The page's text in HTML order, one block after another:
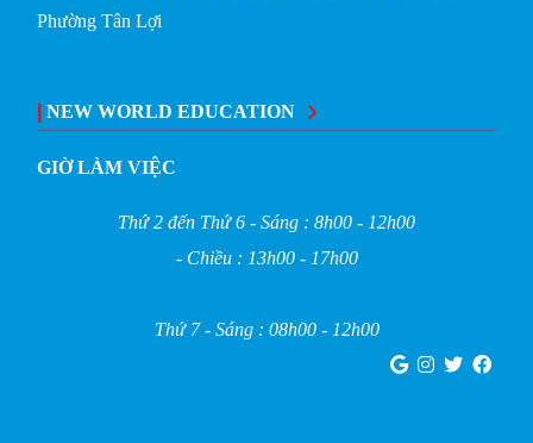
Phường Tân Lợi
NEW WORLD EDUCATION
GIỜ LÀM VIỆC
Thứ 2 đến Thứ 6 - Sáng : 8h00 - 12h00
- Chiều : 13h00 - 17h00
Thứ 7 - Sáng : 08h00 - 12h00